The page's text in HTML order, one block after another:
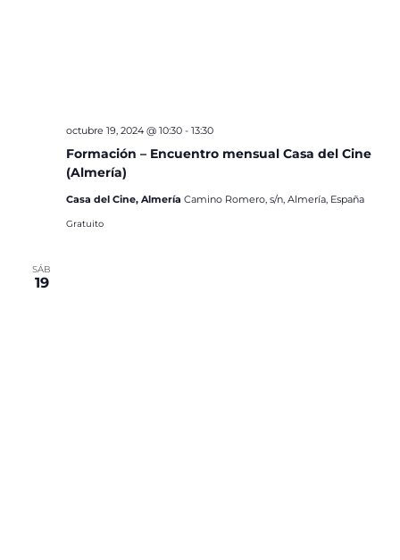
Formación – Encuentro mensual Casa del Cine
(Almería)
octubre 19, 2024 @ 10:30- 13:30
Casa del Cine, Almería Camino Romero, s/n, Almería, España
Gratuito
SÁB
19